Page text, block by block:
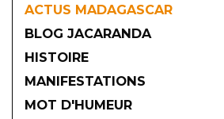
ACTUS MADAGASCAR
BLOG JACARANDA
HISTOIRE
MANIFESTATIONS
MOT D'HUMEUR